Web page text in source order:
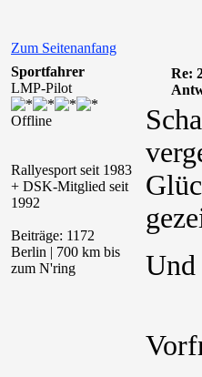
Zum Seitenanfang
Sportfahrer
LMP-Pilot
Offline
Rallyesport seit 1983
+ DSK-Mitglied seit
1992
Beiträge: 1172
Berlin | 700 km bis
zum N'ring
Re:
Und